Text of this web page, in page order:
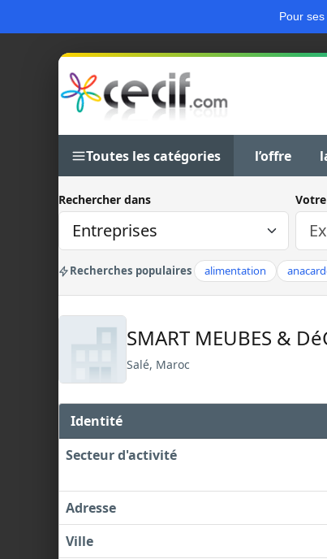
Pour
Toutes les catégories l’offre
Rechercher dans
Recherches populaires alimentation
SMART MEUBES &
Salé, Maroc
Identité
Secteur d'activité
Adresse
Ville